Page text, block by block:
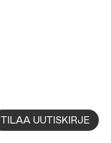
TILAA UUTISKIRJE